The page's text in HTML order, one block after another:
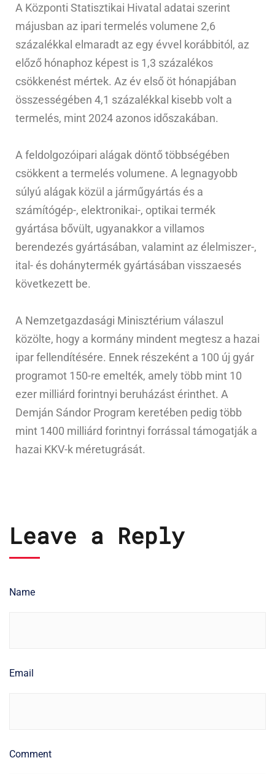
A Központi Statisztikai Hivatal adatai szerint
májusban az ipari termelés volumene 2,6
százalékkal elmaradt az egy évvel korábbitól, az
előző hónaphoz képest is 1,3 százalékos
csökkenést mértek. Az év első öt hónapjában
összességében 4,1 százalékkal kisebb volt a
termelés, mint 2024 azonos időszakában.
A feldolgozóipari alágak döntő többségében
csökkent a termelés volumene. A legnagyobb
súlyú alágak közül a járműgyártás és a
számítógép-, elektronikai-, optikai termék
gyártása bővült, ugyanakkor a villamos
berendezés gyártásában, valamint az élelmiszer-,
ital- és dohánytermék gyártásában visszaesés
következett be.
A Nemzetgazdasági Minisztérium válaszul
közölte, hogy a kormány mindent megtesz a hazai
ipar fellendítésére. Ennek részeként a 100 új gyár
programot 150-re emelték, amely több mint 10
ezer milliárd forintnyi beruházást érinthet. A
Demján Sándor Program keretében pedig több
mint 1400 milliárd forintnyi forrással támogatják a
hazai KKV-k méretugrását.
Leave a Reply
Name
Email
Comment